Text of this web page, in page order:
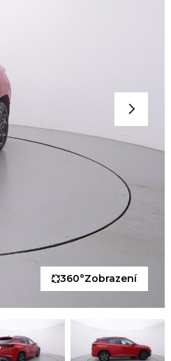
360°Zobrazení